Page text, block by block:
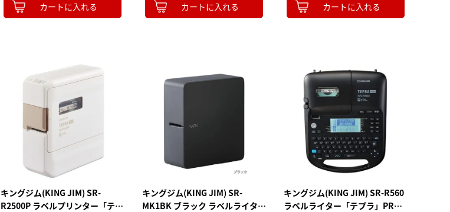
カートに入れる カートに入れる カートに入れる
キングジム(KING JIM) SR-
R2500P ラベルプリンター「テプ
キングジム(KING JIM) SR-
MK1BK ブラック ラベルライター
キングジム(KING JIM) SR-R560
ラベルライター「テプラ」PRO